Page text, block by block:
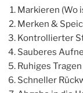
Markieren (Wo
Merken &
Kontrollierter
Sauberes
Ruhiges
Schneller